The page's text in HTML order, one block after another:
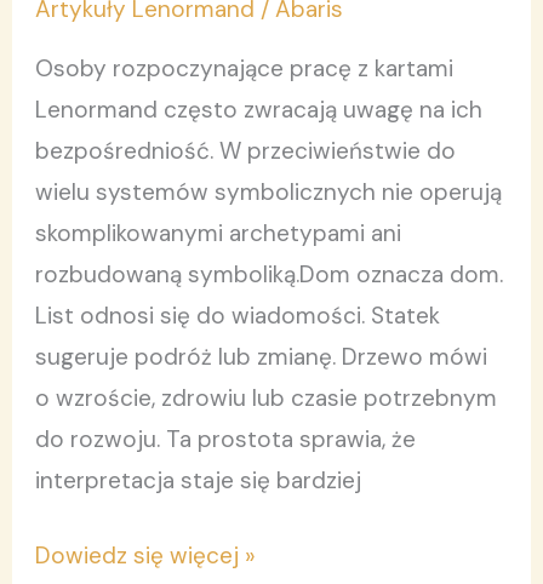
Artykuły Lenormand /Abaris
Osoby rozpoczynające pracę z kartami
Lenormand często zwracają uwagę na ich
bezpośredniość. W przeciwieństwie do
wielu systemów symbolicznych nie operują
skomplikowanymi archetypami ani
rozbudowaną symboliką.Dom oznacza dom.
List odnosi się do wiadomości. Statek
sugeruje podróż lub zmianę. Drzewo mówi
o wzroście, zdrowiu lub czasie potrzebnym
do rozwoju. Ta prostota sprawia, że
interpretacja staje się bardziej
tak
prostym
językiem?
Dowiedz się więcej »